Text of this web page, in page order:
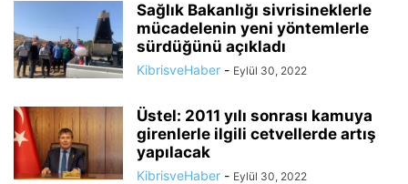
Sağlık Bakanlığı sivrisineklerle
mücadelenin yeni yöntemlerle
sürdüğünü açıkladı
KibrisveHaber - Eylül 30, 2022
Üstel: 2011 yılı sonrası kamuya
girenlerle ilgili cetvellerde artış
yapılacak
KibrisveHaber - Eylül 30, 2022